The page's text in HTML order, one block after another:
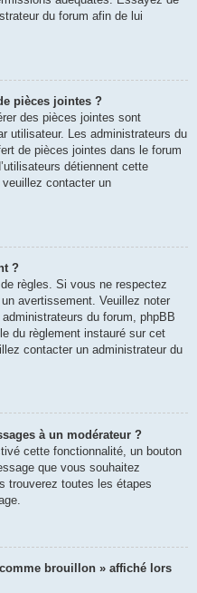
du forum afin de lui
pièces jointes ?
des pièces jointes sont
utilisateur. Les administrateurs du
de pièces jointes dans le forum
détiennent cette
contacter un
?
règles. Si vous ne respectez
avertissement. Veuillez noter
du forum, phpBB
du règlement instauré sur cet
contacter un administrateur du
à un modérateur ?
cette fonctionnalité, un bouton
que vous souhaitez
trouverez toutes les étapes
brouillon » affiché lors